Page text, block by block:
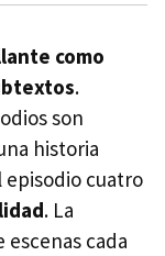
como
.
son
historia
cuatro
. La
escenas cada